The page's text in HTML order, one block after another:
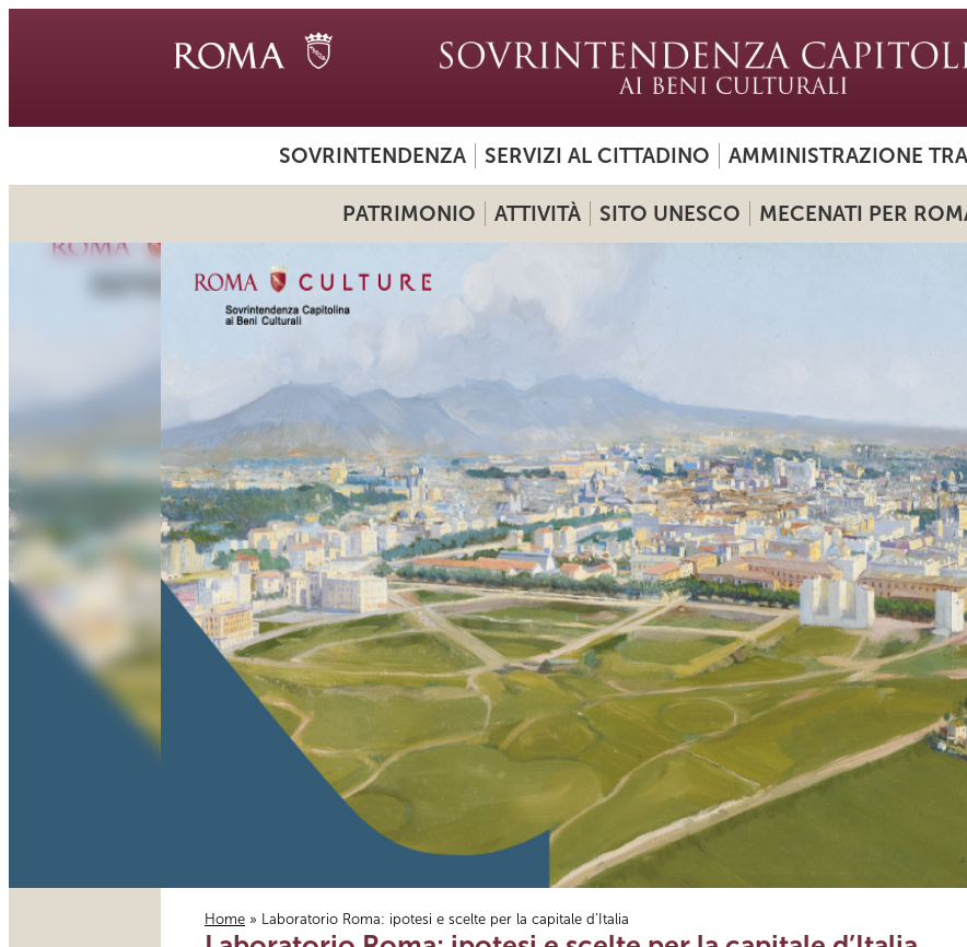
SOVRINTENDENZA SERVIZI AL CITTADINO AMMINISTRAZIONE
PATRIMONIO ATTIVITÀ SITO UNESCO MECENATI PER
Home » Laboratorio Roma: ipotesi e scelte per la capitale d’Italia